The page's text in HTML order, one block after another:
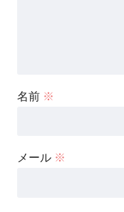
名前 ※
メール ※